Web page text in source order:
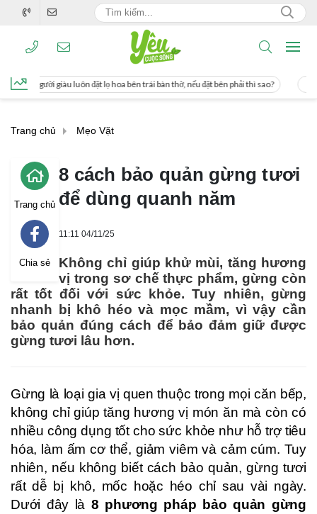
đặt lọ hoa bên trái bàn thờ, nếu đặt bên phải thì sao? Cách uống nước mía
Trang chủ Mẹo Vặt
Trang chủ
Chia sẻ
8 cách bảo quản gừng tươi
để dùng quanh năm
11:11 04/11/25
Không chỉ giúp khử mùi, tăng hương
vị trong sơ chế thực phẩm, gừng còn
rất tốt đối với sức khỏe. Tuy nhiên, gừng
nhanh bị khô héo và mọc mầm, vì vậy cần
bảo quản đúng cách để bảo đảm giữ được
gừng tươi lâu hơn.
Gừng là loại gia vị quen thuộc trong mọi căn bếp,
không chỉ giúp tăng hương vị món ăn mà còn có
nhiều công dụng tốt cho sức khỏe như hỗ trợ tiêu
hóa, làm ấm cơ thể, giảm viêm và cảm cúm. Tuy
nhiên, nếu không biết cách bảo quản, gừng tươi
rất dễ bị khô, mốc hoặc héo chỉ sau vài ngày.
Dưới đây là 8 phương pháp bảo quản gừng